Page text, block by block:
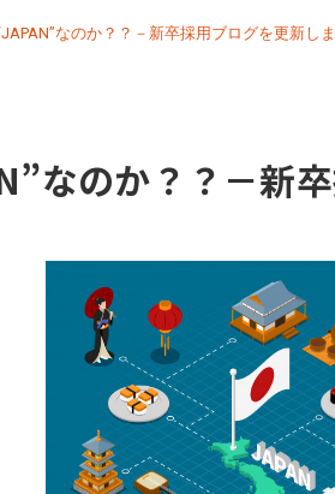
なのか？？－新卒採用ブログを更新し
なのか？？－新